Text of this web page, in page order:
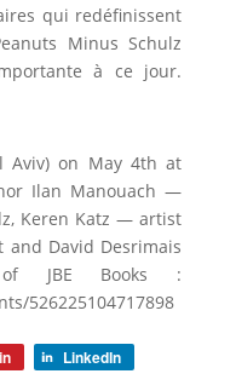
qui redéfinissent
Minus Schulz
à ce jour.
Aviv) on May 4th at
Ilan Manouach —
Keren Katz — artist
and David Desrimais
JBE Books :
526225104717898
LinkedIn